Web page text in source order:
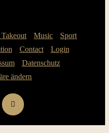
Music
Sport
Contact
Login
Datenschutz
ändern